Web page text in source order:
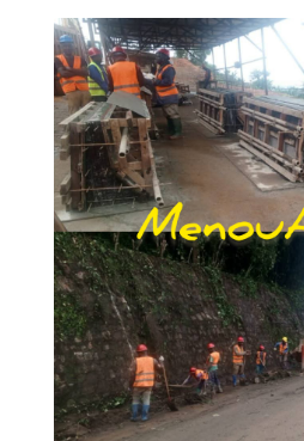
ART & CULTURE & TRADITION
ASSAINISSEMENT
BREAKING-NEWS
CAMEROUN
PLUS